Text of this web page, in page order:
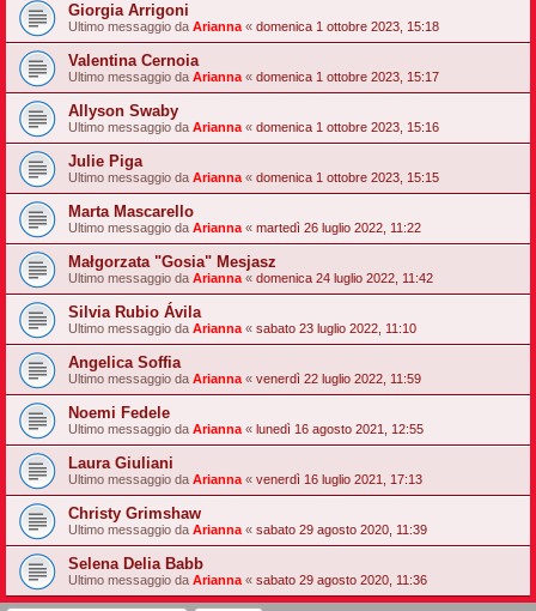
Giorgia Arrigoni
Ultimo messaggio da Arianna « domenica 1 ottobre 2023, 15:18
Valentina Cernoia
Ultimo messaggio da Arianna « domenica 1 ottobre 2023, 15:17
Allyson Swaby
Ultimo messaggio da Arianna « domenica 1 ottobre 2023, 15:16
Julie Piga
Ultimo messaggio da Arianna « domenica 1 ottobre 2023, 15:15
Marta Mascarello
Ultimo messaggio da Arianna « martedì 26 luglio 2022, 11:22
Małgorzata "Gosia" Mesjasz
Ultimo messaggio da Arianna « domenica 24 luglio 2022, 11:42
Silvia Rubio Ávila
Ultimo messaggio da Arianna « sabato 23 luglio 2022, 11:10
Angelica Soffia
Ultimo messaggio da Arianna « venerdì 22 luglio 2022, 11:59
Noemi Fedele
Ultimo messaggio da Arianna « lunedì 16 agosto 2021, 12:55
Laura Giuliani
Ultimo messaggio da Arianna « venerdì 16 luglio 2021, 17:13
Christy Grimshaw
Ultimo messaggio da Arianna « sabato 29 agosto 2020, 11:39
Selena Delia Babb
Ultimo messaggio da Arianna « sabato 29 agosto 2020, 11:36